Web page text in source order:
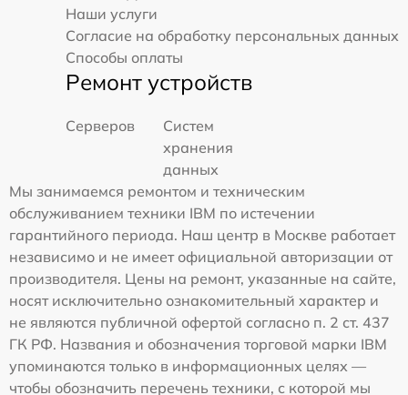
Наши услуги
Согласие на обработку персональных данных
Способы оплаты
Ремонт устройств
Серверов
Систем
хранения
данных
Мы занимаемся ремонтом и техническим
обслуживанием техники IBM по истечении
гарантийного периода. Наш центр в Москве работает
независимо и не имеет официальной авторизации от
производителя. Цены на ремонт, указанные на сайте,
носят исключительно ознакомительный характер и
не являются публичной офертой согласно п. 2 ст. 437
ГК РФ. Названия и обозначения торговой марки IBM
упоминаются только в информационных целях —
чтобы обозначить перечень техники, с которой мы